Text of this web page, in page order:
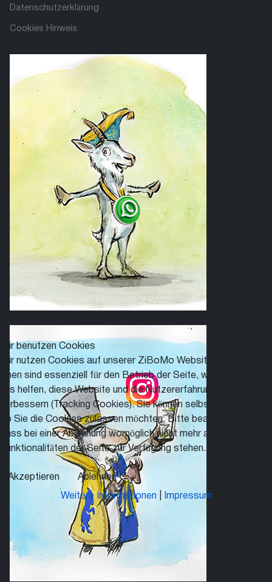
Datenschutzerklärung
Cookies Hinweis
Wir benutzen Cookies
Wir nutzen Cookies auf unserer ZiBoMo Website. Einige von
ihnen sind essenziell für den Betrieb der Seite, während andere
uns helfen, diese Website und die Nutzererfahrung zu
verbessern (Tracking Cookies). Sie können selbst entscheiden,
ob Sie die Cookies zulassen möchten. Bitte beachten Sie,
dass bei einer Ablehnung womöglich nicht mehr alle
Funktionalitäten der Seite zur Verfügung stehen.
Akzeptieren Ablehnen
Weitere Informationen| Impressum